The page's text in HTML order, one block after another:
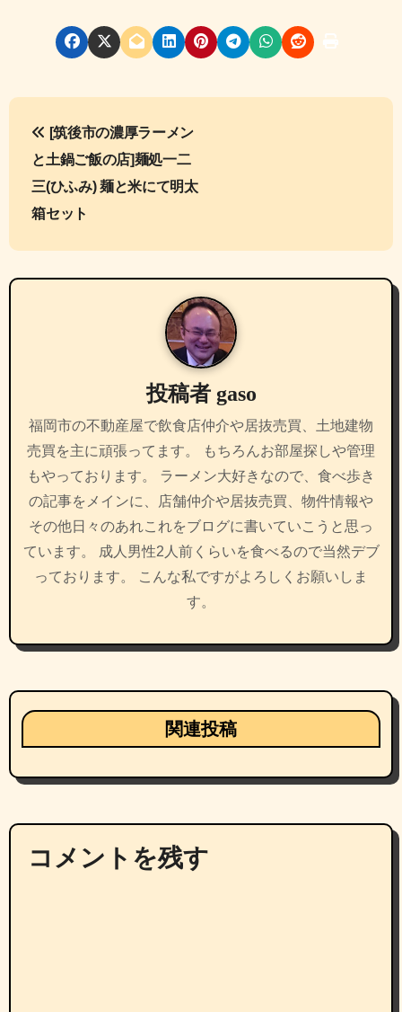
投
稿
ナ
ビ
ゲ
[筑後市の濃厚ラーメン
と土鍋ご飯の店]麺処一二
三(ひふみ) 麺と米にて明太
箱セット
投稿者 gaso
福岡市の不動産屋で飲食店仲介や居抜売買、土地建物
売買を主に頑張ってます。 もちろんお部屋探しや管理
もやっております。 ラーメン大好きなので、食べ歩き
の記事をメインに、店舗仲介や居抜売買、物件情報や
その他日々のあれこれをブログに書いていこうと思っ
ています。 成人男性2人前くらいを食べるので当然デブ
っております。 こんな私ですがよろしくお願いしま
す。
関連投稿
コメントを残す